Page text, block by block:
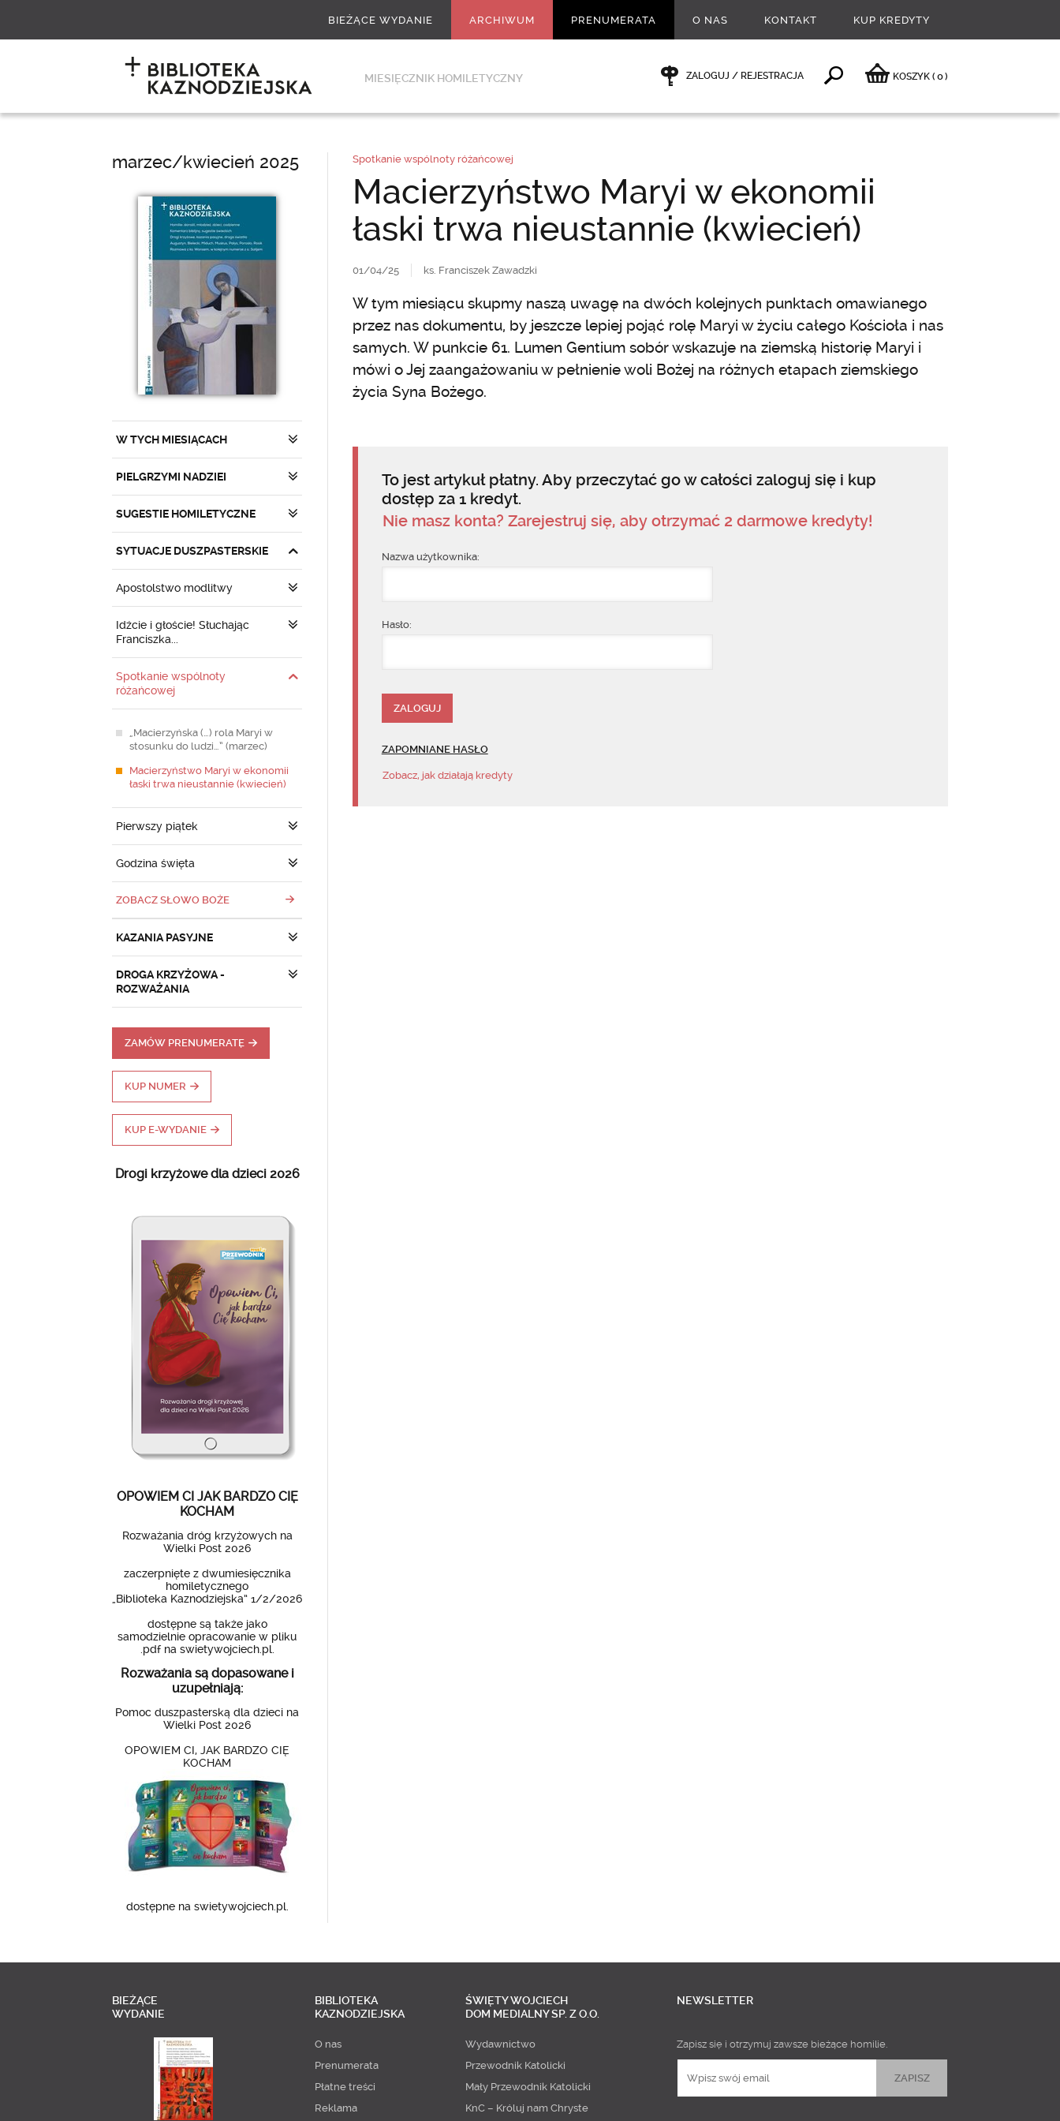
BIEŻĄCE WYDANIE ARCHIWUM PRENUMERATA O NAS KONTAKT KUP KREDYTY
MIESIĘCZNIK HOMILETYCZNY ZALOGUJ / REJESTRACJA KOSZYK ( 0)
marzec/kwiecień 2025
W TYCH MIESIĄCACH
PIELGRZYMI NADZIEI
SUGESTIE HOMILETYCZNE
SYTUACJE DUSZPASTERSKIE
Apostolstwo modlitwy
Idźcie i głoście! Słuchając
Franciszka...
Spotkanie wspólnoty
różańcowej
„Macierzyńska (…) rola Maryi w
stosunku do ludzi…” (marzec)
Macierzyństwo Maryi w ekonomii
łaski trwa nieustannie (kwiecień)
Pierwszy piątek
Godzina święta
ZOBACZ SŁOWO BOŻE
KAZANIA PASYJNE
DROGA KRZYŻOWA -
ROZWAŻANIA
ZAMÓW PRENUMERATĘ
KUP NUMER
KUP E-WYDANIE
Drogi krzyżowe dla dzieci 2026
OPOWIEM CI JAK BARDZO CIĘ
KOCHAM
Rozważania dróg krzyżowych na
Wielki Post 2026
zaczerpnięte z dwumiesięcznika
homiletycznego
„Biblioteka Kaznodziejska” 1/2/2026
dostępne są także jako
samodzielnie opracowanie w pliku
.pdf na swietywojciech.pl.
Rozważania są dopasowane i
uzupełniają:
Pomoc duszpasterską dla dzieci na
Wielki Post 2026
OPOWIEM CI, JAK BARDZO CIĘ
KOCHAM
dostępne na swietywojciech.pl.
Spotkanie wspólnoty różańcowej
Macierzyństwo Maryi w ekonomii
łaski trwa nieustannie (kwiecień)
01/04/25 ks. Franciszek Zawadzki
W tym miesiącu skupmy naszą uwagę na dwóch kolejnych punktach omawianego
przez nas dokumentu, by jeszcze lepiej pojąć rolę Maryi w życiu całego Kościoła i nas
samych. W punkcie 61. Lumen Gentium sobór wskazuje na ziemską historię Maryi i
mówi o Jej zaangażowaniu w pełnienie woli Bożej na różnych etapach ziemskiego
życia Syna Bożego.
To jest artykuł płatny. Aby przeczytać go w całości zaloguj się i kup
dostęp za 1 kredyt.
Nie masz konta? Zarejestruj się, aby otrzymać 2 darmowe kredyty!
Nazwa użytkownika:
Hasło:
ZAPOMNIANE HASŁO
Zobacz, jak działają kredyty
BIEŻĄCE
WYDANIE
BIBLIOTEKA
KAZNODZIEJSKA
O nas
Prenumerata
Płatne treści
Reklama
ŚWIĘTY WOJCIECH
DOM MEDIALNY SP. Z O.O.
Wydawnictwo
Przewodnik Katolicki
Mały Przewodnik Katolicki
KnC – Króluj nam Chryste
NEWSLETTER
Zapisz się i otrzymuj zawsze bieżące homilie.